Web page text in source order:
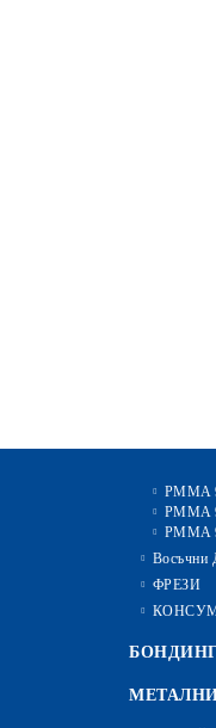
PMMA
PMMA
PMMA
Восъчни
ФРЕЗИ